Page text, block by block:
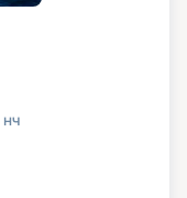
нч